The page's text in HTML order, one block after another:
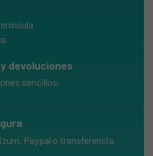
devoluciones
sencillos.
Paypal o transferencia.